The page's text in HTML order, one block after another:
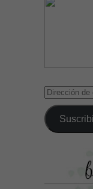
Dirección
correo
electrónico